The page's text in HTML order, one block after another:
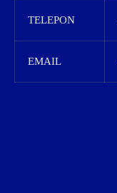
TELEPON
EMAIL